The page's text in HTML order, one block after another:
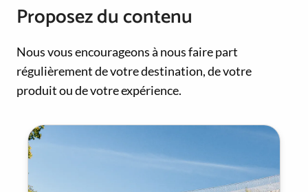
Proposez du contenu
Nous vous encourageons à nous faire part
régulièrement de votre destination, de votre
produit ou de votre expérience.